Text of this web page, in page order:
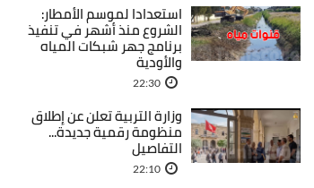
استعدادا لموسم الأمطار:
الشروع منذ أشهر في تنفيذ
برنامج جهر شبكات المياه
والأودية
22:30
وزارة التربية تعلن عن إطلاق
منظومة رقمية جديدة...
التفاصيل
22:10